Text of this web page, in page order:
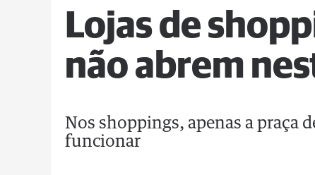
Lojas de
não abrem
Nos shoppings, apenas a praça
funcionar